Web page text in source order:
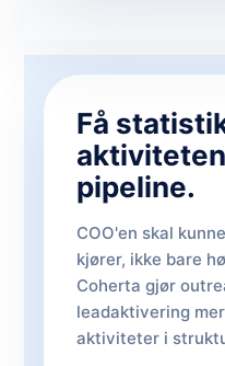
Få
pipeline.
COO'en skal
kjører, ikke bare
Coherta gjør
leadaktivering
aktiviteter i